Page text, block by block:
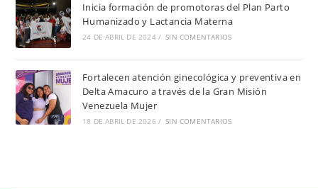
Inicia formación de promotoras del Plan Parto
Humanizado y Lactancia Materna
24 DE ABRIL DE 2024 / SIN COMENTARIOS
Fortalecen atención ginecológica y preventiva en
Delta Amacuro a través de la Gran Misión
Venezuela Mujer
18 DE ABRIL DE 2026 / SIN COMENTARIOS